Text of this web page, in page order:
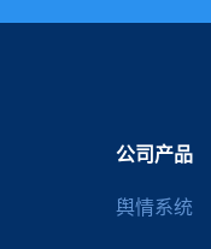
公司产品
舆情系统